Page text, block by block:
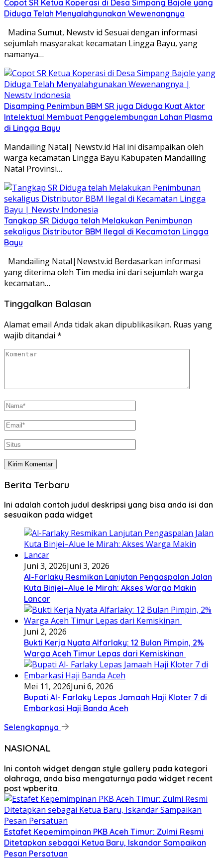
Copot SR Ketua Koperasi di Desa Simpang Bajole yang
Diduga Telah Menyalahgunakan Wewenangnya
Madina Sumut, Newstv id Sesuai dengan informasi
sejumlah masyarakat kecamatan Lingga Bayu, yang
namanya…
Disamping Penimbun BBM SR juga Diduga Kuat Aktor
Intelektual Membuat Penggelembungan Lahan Plasma
di Lingga Bayu
Mandailing Natal| Newstv.id Hal ini disampaikan oleh
warga kecamatan Lingga Bayu Kabupaten Mandailing
Natal Provinsi…
Tangkap SR Diduga telah Melakukan Penimbunan
sekaligus Distributor BBM Ilegal di Kecamatan Lingga
Bayu
Mandailing Natal|Newstv.id Berdasarkan informasi
yang diterima oleh Tim media ini dari sejumlah warga
kecamatan…
Tinggalkan Balasan
Alamat email Anda tidak akan dipublikasikan. Ruas yang
wajib ditandai *
Berita Terbaru
Ini adalah contoh judul deskripsi yang bisa anda isi dan
sesuaikan pada widget
Juni 3, 2026Juni 3, 2026
Al-Farlaky Resmikan Lanjutan Pengaspalan Jalan
Kuta Binjei–Alue Ie Mirah: Akses Warga Makin
Lancar
Juni 2, 2026
Bukti Kerja Nyata Alfarlaky: 12 Bulan Pimpin, 2%
Warga Aceh Timur Lepas dari Kemiskinan ‎
Mei 11, 2026Juni 6, 2026
Bupati Al- Farlaky Lepas Jamaah Haji Kloter 7 di
Embarkasi Haji Banda Aceh
Selengkapnya
NASIONAL
Ini contoh widget dengan style gallery pada kategori
olahraga, anda bisa mengaturnya pada widget recent
post wpberita.
Estafet Kepemimpinan PKB Aceh Timur: Zulmi Resmi
Ditetapkan sebagai Ketua Baru, Iskandar Sampaikan
Pesan Persatuan